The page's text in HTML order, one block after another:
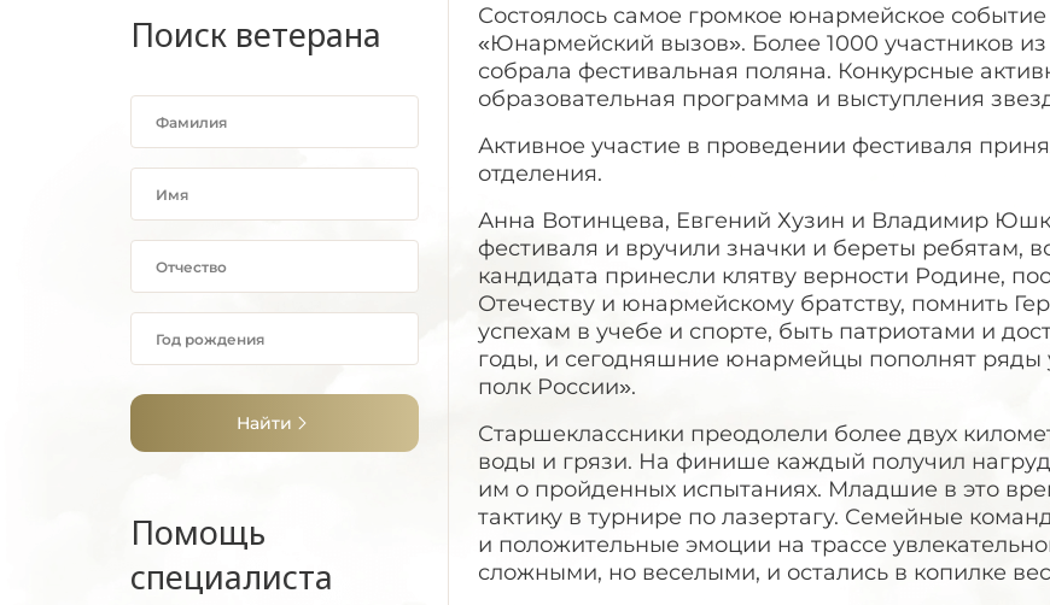
Поиск ветерана
Найти
Помощь
специалиста
Состоялось самое громкое юнармейское
«Юнармейский вызов». Более 1000 участников
собрала фестивальная поляна. Конкурсные
образовательная программа и выступления
Активное участие в проведении фестиваля
отделения.
Анна Вотинцева, Евгений Хузин и Владимир
фестиваля и вручили значки и береты
кандидата принесли клятву верности Родине,
Отечеству и юнармейскому братству, помнить
успехам в учебе и спорте, быть патриотами и
годы, и сегодняшние юнармейцы пополнят ряды
полк России».
Старшеклассники преодолели более двух
воды и грязи. На финише каждый получил
им о пройденных испытаниях. Младшие в это
тактику в турнире по лазертагу. Семейные
и положительные эмоции на трассе
сложными, но веселыми, и остались в копилке